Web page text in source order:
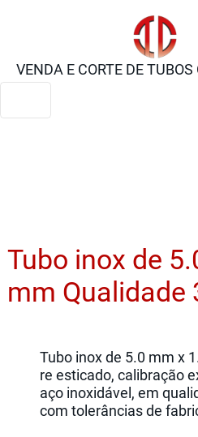
VENDA E CORTE DE
Tubo inox de
mm Qualidade
Tubo inox de 5.0 mm x
re esticado, calibração
aço inoxidável, em
com tolerâncias de